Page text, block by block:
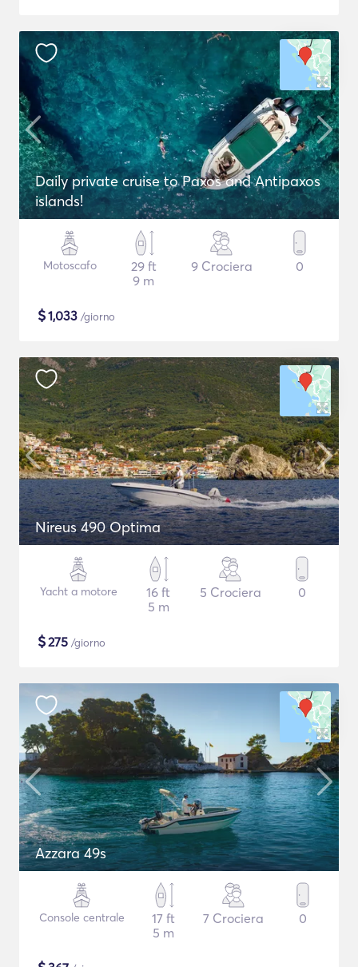
Daily private cruise to Paxos and Antipaxos
islands!
Motoscafo
29 ft
9 m
9 Crociera 0
$1,033 /giorno
Nireus 490 Optima
Yacht a motore
16 ft
5 m
5 Crociera 0
$275 /giorno
Azzara 49s
Console centrale
17 ft
5 m
7 Crociera 0